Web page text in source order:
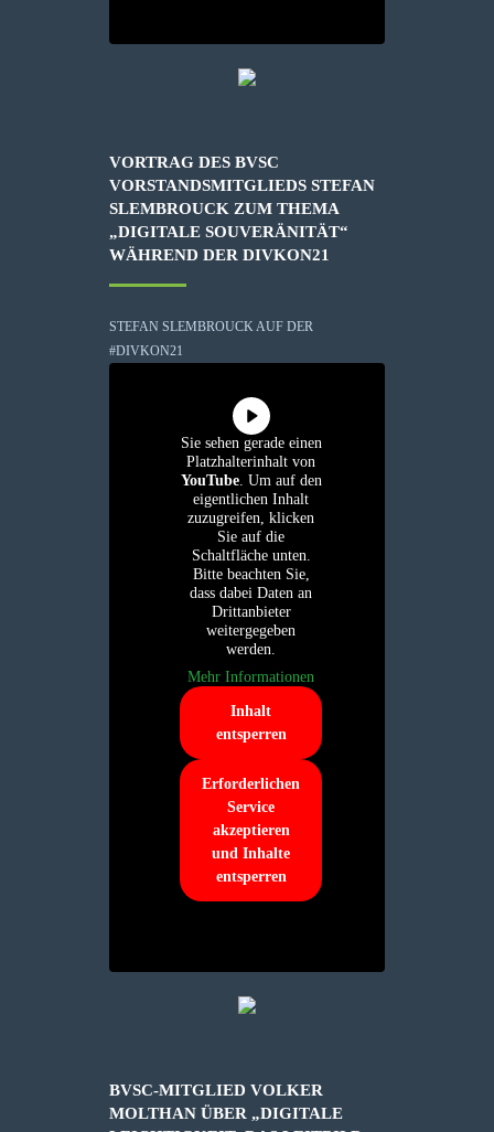
VORTRAG DES BVSC
VORSTANDSMITGLIEDS STEFAN
SLEMBROUCK ZUM THEMA
„DIGITALE SOUVERÄNITÄT“
WÄHREND DER DIVKON21
STEFAN SLEMBROUCK AUF DER
#DIVKON21
Sie sehen gerade einen
Platzhalterinhalt von
YouTube. Um auf den
eigentlichen Inhalt
zuzugreifen, klicken
Sie auf die
Schaltfläche unten.
Bitte beachten Sie,
dass dabei Daten an
Drittanbieter
weitergegeben
werden.
Mehr Informationen
Inhalt
entsperren
Erforderlichen
Service
akzeptieren
und Inhalte
entsperren
BVSC-MITGLIED VOLKER
MOLTHAN ÜBER „DIGITALE